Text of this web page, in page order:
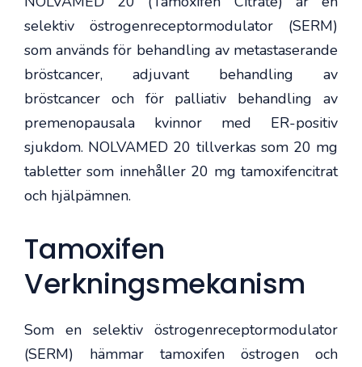
selektiv östrogenreceptormodulator (SERM)
som används för behandling av metastaserande
bröstcancer, adjuvant behandling av
bröstcancer och för palliativ behandling av
premenopausala kvinnor med ER-positiv
sjukdom. NOLVAMED 20 tillverkas som 20 mg
tabletter som innehåller 20 mg tamoxifencitrat
och hjälpämnen.
Tamoxifen
Verkningsmekanism
Som en selektiv östrogenreceptormodulator
(SERM) hämmar tamoxifen östrogen och